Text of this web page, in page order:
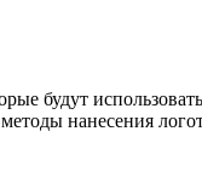
будут
нанесения